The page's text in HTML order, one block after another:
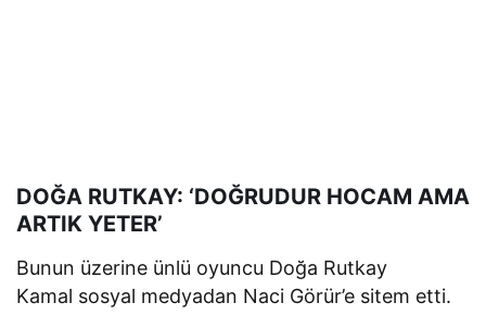
DOĞA RUTKAY: ‘DOĞRUDUR HOCAM AMA
ARTIK YETER’
Bunun üzerine ünlü oyuncu Doğa Rutkay
Kamal sosyal medyadan Naci Görür’e sitem etti.